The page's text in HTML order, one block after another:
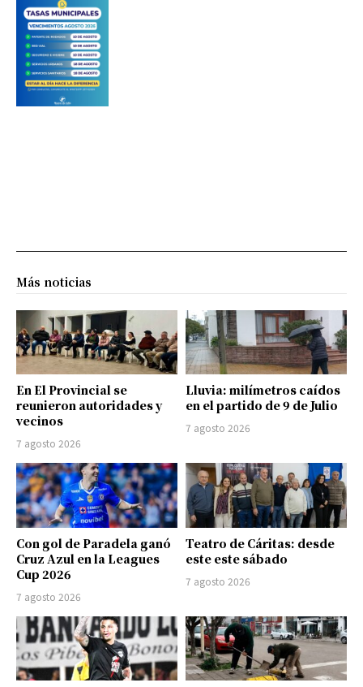
Más noticias
En El Provincial se
reunieron autoridades y
vecinos
7 agosto 2026
Lluvia: milímetros caídos
en el partido de 9 de Julio
7 agosto 2026
Con gol de Paradela ganó
Cruz Azul en la Leagues
Cup 2026
7 agosto 2026
Teatro de Cáritas: desde
este este sábado
7 agosto 2026